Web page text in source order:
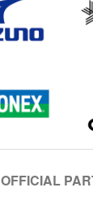
OFFICIAL